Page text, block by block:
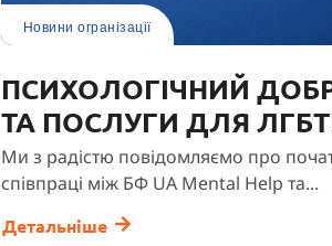
Новини огранізації
ПСИХОЛОГІЧНИЙ
ТА ПОСЛУГИ ДЛЯ
Ми з радістю повідомляємо про
співпраці між БФ UA Mental Help та...
Детальніше